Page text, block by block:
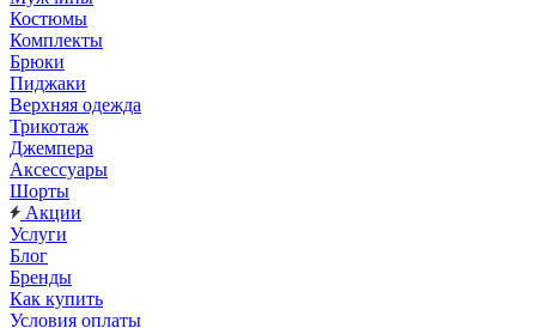
Костюмы
Комплекты
Брюки
Пиджаки
Верхняя одежда
Трикотаж
Джемпера
Аксессуары
Шорты
Акции
Услуги
Блог
Бренды
Как купить
Условия оплаты